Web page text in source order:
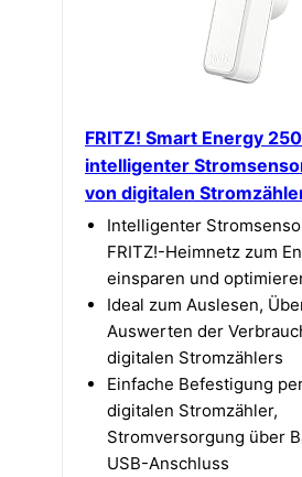
FRITZ! Smart Energy 250 |
intelligenter
von digitalen
Intelligenter
FRITZ!-Heimnetz zum
einsparen und
Ideal zum Auslesen,
Auswerten der
digitalen Stromzählers
Einfache Befestigung
digitalen Stromzähler,
Stromversorgung über
USB-Anschluss